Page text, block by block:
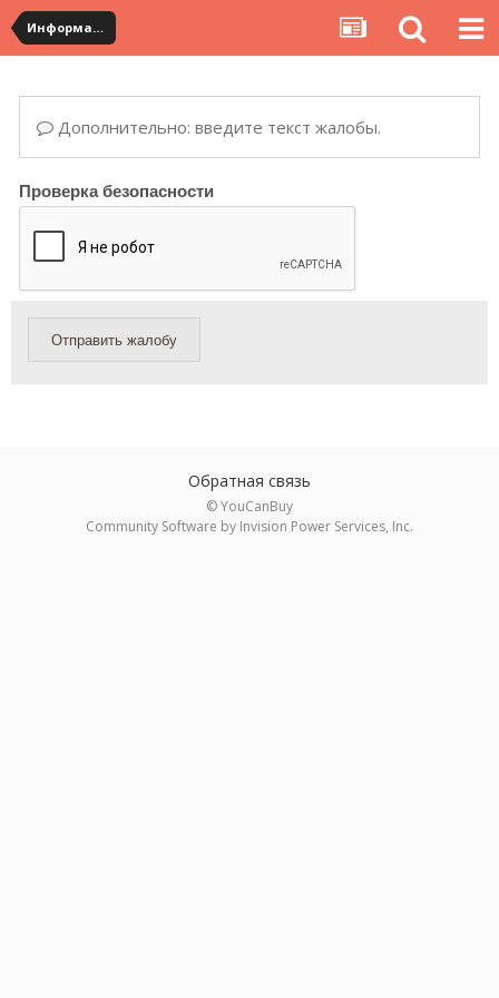
Информация по полученным посылкам
Дополнительно: введите текст жалобы.
Проверка безопасности
Отправить жалобу
Обратная связь
© YouCanBuy
Community Software by Invision Power Services, Inc.